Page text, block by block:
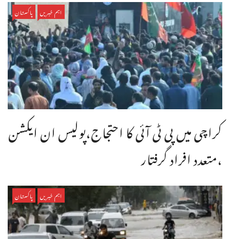
اہم خبریں پاکستان
کراچی میں پی ٹی آئی کا احتجاج،پولیس ان ایکشن
،متعدد افراد گرفتار
اہم خبریں پاکستان